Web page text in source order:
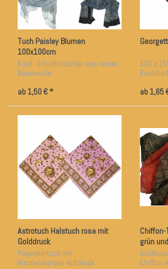
Tuch Paisley Blumen
100x100cm
Kopf- Schultertücher aus reiner
Baumwolle
ab 1,50 € *
100 x
ab 1,65
Astrotuch Halstuch rosa mit
Golddruck
Polyestertuch mit
Himmelskörper-Aufdruck
Chiffon-
grün
Chiffon-